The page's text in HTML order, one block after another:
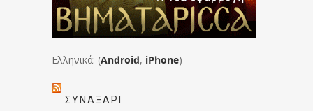
Ελληνικά: (Android, iPhone)
ΣΥΝΑΞΆΡΙ